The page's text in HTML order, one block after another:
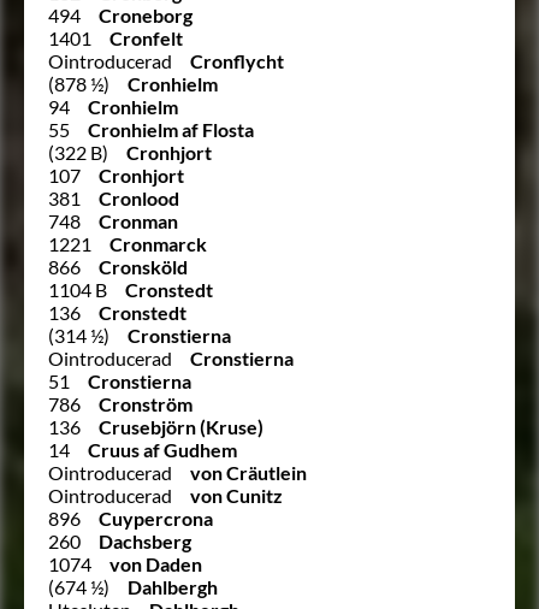
494
Croneborg
1401
Cronfelt
Ointroducerad
Cronflycht
(878 ½)
Cronhielm
94
Cronhielm
55
Cronhielm af Flosta
(322 B)
Cronhjort
107
Cronhjort
381
Cronlood
748
Cronman
1221
Cronmarck
866
Cronsköld
1104 B
Cronstedt
136
Cronstedt
(314 ½)
Cronstierna
Ointroducerad
Cronstierna
51
Cronstierna
786
Cronström
136
Crusebjörn (Kruse)
14
Cruus af Gudhem
Ointroducerad
von Cräutlein
Ointroducerad
von Cunitz
896
Cuypercrona
260
Dachsberg
1074
von Daden
(674 ½)
Dahlbergh